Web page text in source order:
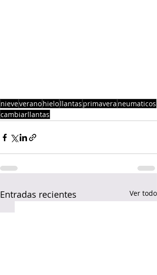
nieveveranohielollantas primavera neumaticos
cambiarllantas
Entradas recientes Ver todo